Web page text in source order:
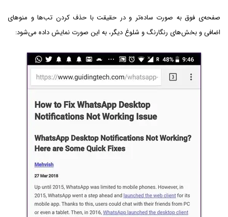
صفحه‌ی فوق به صورت ساده‌تر و در حقیقت با حذف کردن تب‌ها و منوهای
اضافی و بخش‌های رنگارنگ و شلوغ دیگر، به این صورت نمایش داده می‌شود: